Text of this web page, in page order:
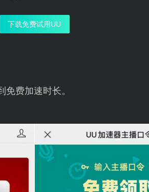
下载免费试用UU
费加速时长。